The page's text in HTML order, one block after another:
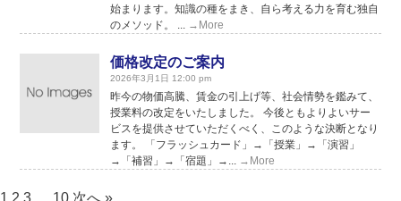
始まります。知識の種をまき、自ら考える力を育む独自
のメソッド。 ...
→More
価格改定のご案内
2026年3月1日 12:00 pm
昨今の物価高騰、賃金の引上げ等、社会情勢を鑑みて、
授業料の改定をいたしました。 今後ともよりよいサー
ビスを提供させていただくべく、このような決断となり
ます。 「フラッシュカード」→「授業」→「演習」
→「補習」→「宿題」→... →More